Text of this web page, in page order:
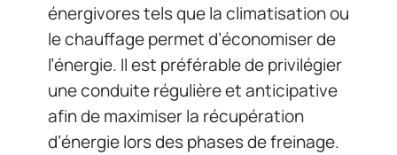
énergivores tels que la climatisation ou
le chauffage permet d’économiser de
l’énergie. Il est préférable de privilégier
une conduite régulière et anticipative
afin de maximiser la récupération
d’énergie lors des phases de freinage.